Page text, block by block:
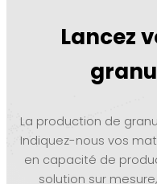
Lancez
La production de
Indiquez-nous vos
en capacité de
solution sur